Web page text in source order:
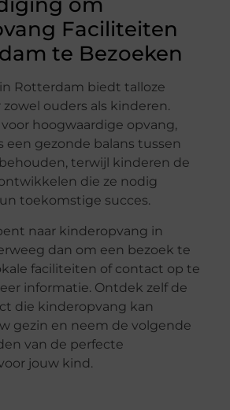
Faciliteiten
te Bezoeken
Rotterdam biedt talloze
ouders als kinderen.
hoogwaardige opvang,
een gezonde balans tussen
terwijl kinderen de
die ze nodig
toekomstige succes.
naar kinderopvang in
dan om een bezoek te
faciliteiten of contact op te
informatie. Ontdek zelf de
die kinderopvang kan
gezin en neem de volgende
van de perfecte
jouw kind.